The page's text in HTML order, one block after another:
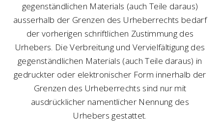
gegenständlichen Materials (auch Teile daraus)
ausserhalb der Grenzen des Urheberrechts bedarf
der vorherigen schriftlichen Zustimmung des
Urhebers. Die Verbreitung und Vervielfältigung des
gegenständlichen Materials (auch Teile daraus) in
gedruckter oder elektronischer Form innerhalb der
Grenzen des Urheberrechts sind nur mit
ausdrücklicher namentlicher Nennung des
Urhebers gestattet.